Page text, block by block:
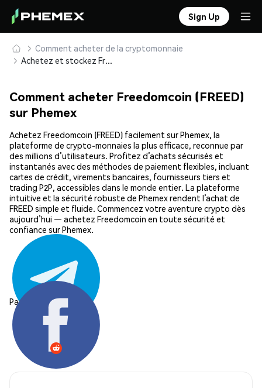
Sign Up
Comment acheter de la cryptomonnaie
Achetez et stockez Freedomcoin (FREED) en toute sécurité
Comment acheter Freedomcoin (FREED)
sur Phemex
Achetez Freedomcoin (FREED) facilement sur Phemex, la
plateforme de crypto-monnaies la plus efficace, reconnue par
des millions d’utilisateurs. Profitez d’achats sécurisés et
instantanés avec des méthodes de paiement flexibles, incluant
cartes de crédit, virements bancaires, fournisseurs tiers et
trading P2P, accessibles dans le monde entier. La plateforme
intuitive et la sécurité robuste de Phemex rendent l’achat de
FREED simple et fluide. Commencez votre aventure crypto dès
aujourd’hui — achetez Freedomcoin en toute sécurité et
confiance sur Phemex.
Partager: